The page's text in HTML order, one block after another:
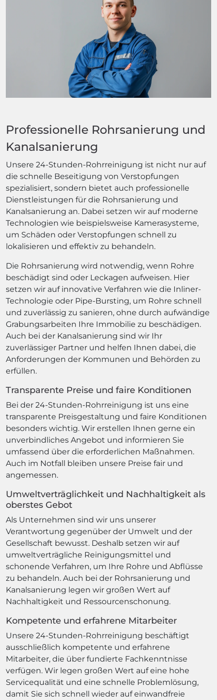
Professionelle Rohrsanierung und
Kanalsanierung
Unsere 24-Stunden-Rohrreinigung ist nicht nur auf
die schnelle Beseitigung von Verstopfungen
spezialisiert, sondern bietet auch professionelle
Dienstleistungen für die Rohrsanierung und
Kanalsanierung an. Dabei setzen wir auf moderne
Technologien wie beispielsweise Kamerasysteme,
um Schäden oder Verstopfungen schnell zu
lokalisieren und effektiv zu behandeln.
Die Rohrsanierung wird notwendig, wenn Rohre
beschädigt sind oder Leckagen aufweisen. Hier
setzen wir auf innovative Verfahren wie die Inliner-
Technologie oder Pipe-Bursting, um Rohre schnell
und zuverlässig zu sanieren, ohne durch aufwändige
Grabungsarbeiten Ihre Immobilie zu beschädigen.
Auch bei der Kanalsanierung sind wir Ihr
zuverlässiger Partner und helfen Ihnen dabei, die
Anforderungen der Kommunen und Behörden zu
erfüllen.
Transparente Preise und faire Konditionen
Bei der 24-Stunden-Rohrreinigung ist uns eine
transparente Preisgestaltung und faire Konditionen
besonders wichtig. Wir erstellen Ihnen gerne ein
unverbindliches Angebot und informieren Sie
umfassend über die erforderlichen Maßnahmen.
Auch im Notfall bleiben unsere Preise fair und
angemessen.
Umweltverträglichkeit und Nachhaltigkeit als
oberstes Gebot
Als Unternehmen sind wir uns unserer
Verantwortung gegenüber der Umwelt und der
Gesellschaft bewusst. Deshalb setzen wir auf
umweltverträgliche Reinigungsmittel und
schonende Verfahren, um Ihre Rohre und Abflüsse
zu behandeln. Auch bei der Rohrsanierung und
Kanalsanierung legen wir großen Wert auf
Nachhaltigkeit und Ressourcenschonung.
Kompetente und erfahrene Mitarbeiter
Unsere 24-Stunden-Rohrreinigung beschäftigt
ausschließlich kompetente und erfahrene
Mitarbeiter, die über fundierte Fachkenntnisse
verfügen. Wir legen großen Wert auf eine hohe
Servicequalität und eine schnelle Problemlösung,
damit Sie sich schnell wieder auf einwandfreie